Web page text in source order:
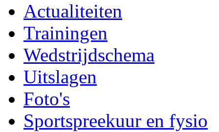
Actualiteiten
Trainingen
Wedstrijdschema
Uitslagen
Foto's
Sportspreekuur en fysio